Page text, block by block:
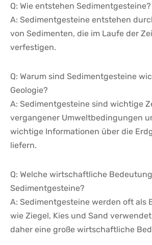
Q:​ Wie entstehen Sedimentgesteine?
A: Sedimentgesteine⁤ entstehen
von Sedimenten, die ‌im Laufe ⁤der
verfestigen.
Q: Warum sind Sedimentgesteine
Geologie?
A: Sedimentgesteine sind wichtige
vergangener Umweltbedingungen
wichtige Informationen ⁣über die
liefern.
Q: Welche wirtschaftliche‌
Sedimentgesteine?
A: ​Sedimentgesteine​ werden oft als
wie‍ Ziegel, ⁢Kies und​ Sand
daher eine große wirtschaftliche